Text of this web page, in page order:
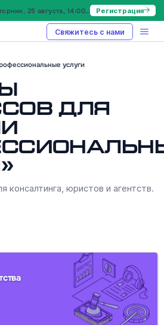
Ближайший демо-день — вторник, 25 августа, 14:00 МСК Регистрация
Свяжитесь с нами
услуги
для
консалтинга, юристов и агентств.